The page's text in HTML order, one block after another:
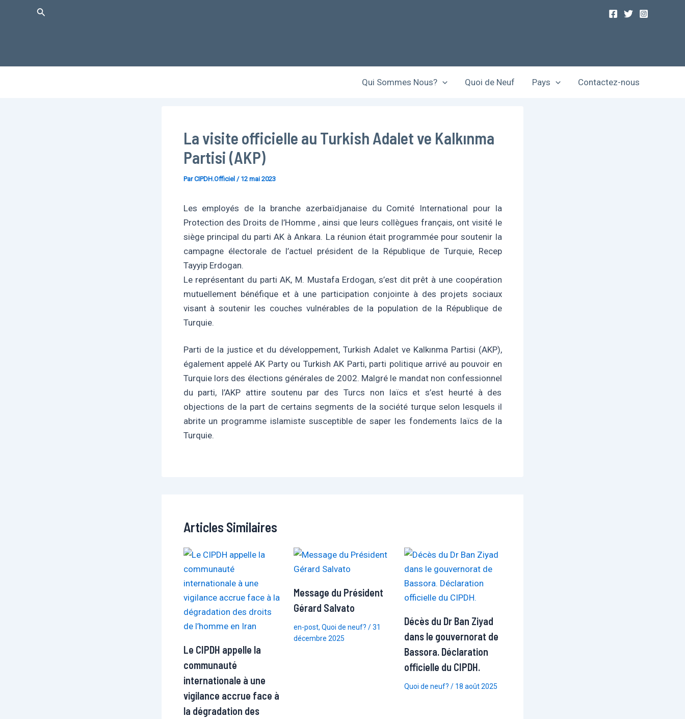
Rechercher
Qui Sommes Nous? Quoi de Neuf Pays Contactez-nous
La visite officielle au Turkish Adalet ve Kalkınma
Partisi (AKP)
ParCIPDH.Officiel / 12 mai 2023
Les employés de la branche azerbaïdjanaise du Comité International pour la
Protection des Droits de l’Homme , ainsi que leurs collègues français, ont visité le
siège principal du parti AK à Ankara. La réunion était programmée pour soutenir la
campagne électorale de l’actuel président de la République de Turquie, Recep
Tayyip Erdogan.
Le représentant du parti AK, M. Mustafa Erdogan, s’est dit prêt à une coopération
mutuellement bénéfique et à une participation conjointe à des projets sociaux
visant à soutenir les couches vulnérables de la population de la République de
Turquie.
Parti de la justice et du développement, Turkish Adalet ve Kalkınma Partisi (AKP),
également appelé AK Party ou Turkish AK Parti, parti politique arrivé au pouvoir en
Turquie lors des élections générales de 2002. Malgré le mandat non confessionnel
du parti, l’AKP attire soutenu par des Turcs non laïcs et s’est heurté à des
objections de la part de certains segments de la société turque selon lesquels il
abrite un programme islamiste susceptible de saper les fondements laïcs de la
Turquie.
Articles Similaires
Le CIPDH appelle la
communauté
internationale à une
vigilance accrue face à
la dégradation des
Message du Président
Gérard Salvato
en-post,Quoi de neuf? /31
décembre 2025
Décès du Dr Ban Ziyad
dans le gouvernorat de
Bassora. Déclaration
officielle du CIPDH.
Quoi de neuf? / 18 août 2025